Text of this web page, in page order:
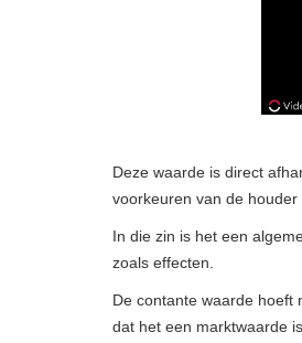
Deze waarde is direct
voorkeuren van de
In die zin is het een
zoals effecten.
De contante waarde hoeft
dat het een marktwaarde